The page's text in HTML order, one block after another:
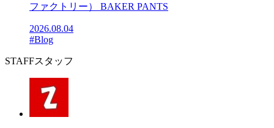
ファクトリー） BAKER PANTS
2026.08.04
#Blog
STAFFスタッフ